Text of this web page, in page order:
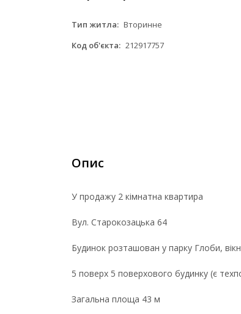
Тип житла: Вторинне
Код об'єкта: 212917757
Опис
У продажу 2 кімнатна квартира
Вул. Старокозацька 64
Будинок розташован у парку Глоби,
5 поверх 5 поверхового будинку (є
Загальна площа 43 м